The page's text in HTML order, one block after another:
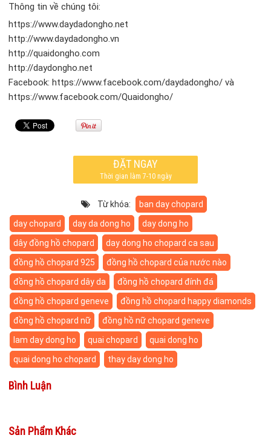
Thông tin về chúng tôi:
https://www.daydadongho.net
http://www.daydadongho.vn
http://quaidongho.com
http://daydongho.net
Facebook: https://www.facebook.com/daydadongho/ và
https://www.facebook.com/Quaidongho/
ĐẶT NGAY
Thời gian làm 7-10 ngày
Từ khóa:
ban day chopard
day chopard
day da dong ho
day dong ho
dây đồng hồ chopard
day dong ho chopard ca sau
đồng hồ chopard 925
đồng hồ chopard của nước nào
đồng hồ chopard dây da
đồng hồ chopard đính đá
đồng hồ chopard geneve
đồng hồ chopard happy diamonds
đồng hồ chopard nữ
đồng hồ nữ chopard geneve
lam day dong ho
quai chopard
quai dong ho
quai dong ho chopard
thay day dong ho
Bình Luận
Sản Phẩm Khác